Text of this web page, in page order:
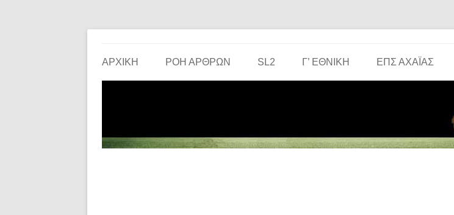
ΑΡΧΙΚΗ ΡΟΗ ΑΡΘΡΩΝ SL2 Γ’ ΕΘΝΙΚΉ ΕΠΣ ΑΧΑΪ́ΑΣ